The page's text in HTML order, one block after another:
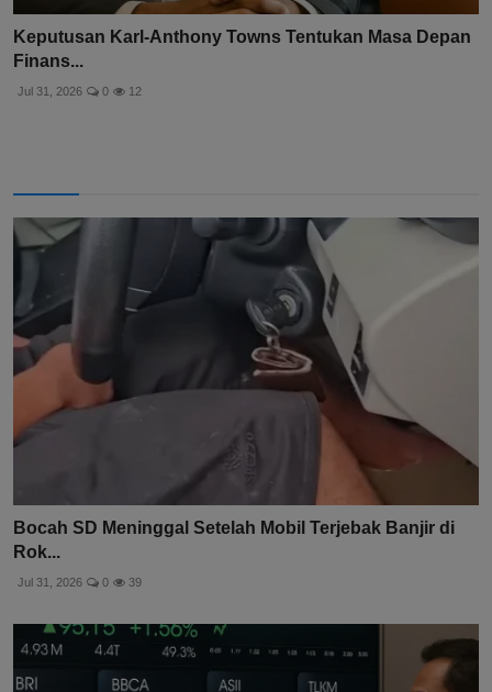
Keputusan Karl-Anthony Towns Tentukan Masa Depan
Finans...
Jul 31, 2026 0 12
Bocah SD Meninggal Setelah Mobil Terjebak Banjir di
Rok...
Jul 31, 2026 0 39